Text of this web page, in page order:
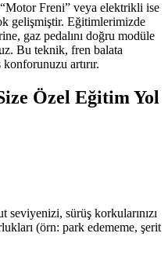
Freni” veya elektrikli ise
gelişmiştir. Eğitimlerimizde
gaz pedalını doğru modüle
Bu teknik, fren balata
artırır.
Özel Eğitim Yol
sürüş korkularınızı
(örn: park edememe, şerit